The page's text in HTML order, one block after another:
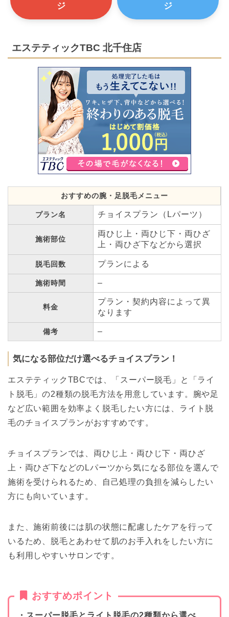
ジ
ジ
エステティックTBC 北千住店
おすすめの腕・足脱毛メニュー
プラン名 チョイスプラン（Lパーツ）
施術部位
両ひじ上・両ひじ下・両ひざ
上・両ひざ下などから選択
脱毛回数 プランによる
施術時間 –
料金
プラン・契約内容によって異
なります
備考 –
気になる部位だけ選べるチョイスプラン！
エステティックTBCでは、「スーパー脱毛」と「ライ
ト脱毛」の2種類の脱毛方法を用意しています。腕や足
など広い範囲を効率よく脱毛したい方には、ライト脱
毛のチョイスプランがおすすめです。
チョイスプランでは、両ひじ上・両ひじ下・両ひざ
上・両ひざ下などのLパーツから気になる部位を選んで
施術を受けられるため、自己処理の負担を減らしたい
方にも向いています。
また、施術前後には肌の状態に配慮したケアを行って
いるため、脱毛とあわせて肌のお手入れをしたい方に
も利用しやすいサロンです。
おすすめポイント
・スーパー脱毛とライト脱毛の2種類から選べ